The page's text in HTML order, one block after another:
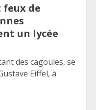
de
un lycée
des cagoules, se
Eiffel, à